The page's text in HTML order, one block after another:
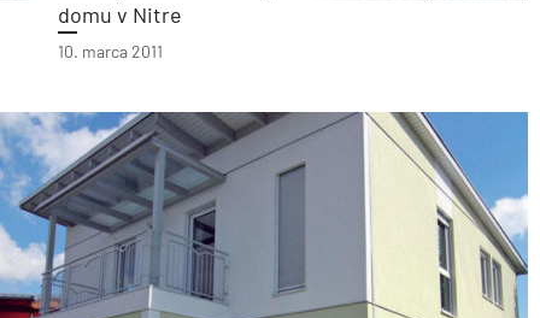
domu v Nitre
10. marca 2011